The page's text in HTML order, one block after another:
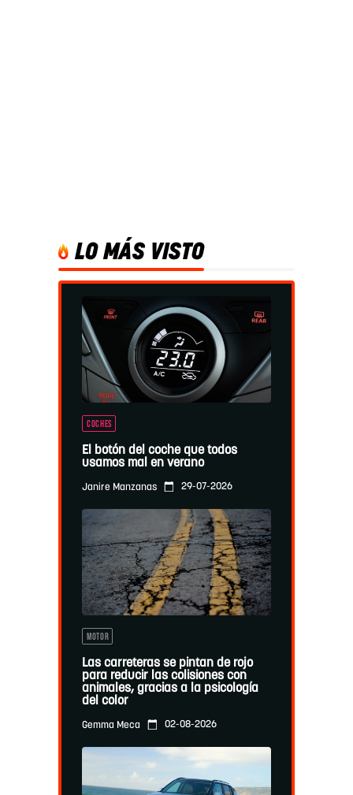
LO MÁS VISTO
COCHES
El botón del coche que todos
usamos mal en verano
Janire Manzanas 29-07-2026
MOTOR
Las carreteras se pintan de rojo
para reducir las colisiones con
animales, gracias a la psicología
del color
Gemma Meca 02-08-2026